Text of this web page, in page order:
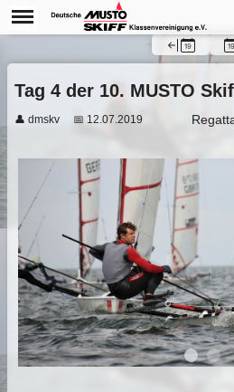
Tag 4 der 10. MUSTO
👤 dmskv 📅 12.07.2019
Previous